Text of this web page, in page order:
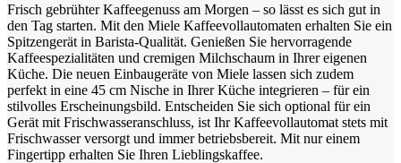
Frisch gebrühter Kaffeegenuss am Morgen – so lässt es sich gut in
den Tag starten. Mit den Miele Kaffeevollautomaten erhalten Sie ein
Spitzengerät in Barista-Qualität. Genießen Sie hervorragende
Kaffeespezialitäten und cremigen Milchschaum in Ihrer eigenen
Küche. Die neuen Einbaugeräte von Miele lassen sich zudem
perfekt in eine 45 cm Nische in Ihrer Küche integrieren – für ein
stilvolles Erscheinungsbild. Entscheiden Sie sich optional für ein
Gerät mit Frischwasseranschluss, ist Ihr Kaffeevollautomat stets mit
Frischwasser versorgt und immer betriebsbereit. Mit nur einem
Fingertipp erhalten Sie Ihren Lieblingskaffee.